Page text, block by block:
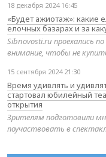
18 декабря 2024 16:45
«Будет ажиотаж»: какие
елочных базарах и за
Sibnovosti.ru проехались
внимание, чтобы не
15 сентября 2024 21:30
Время удивлять и
стартовал юбилейный
открытия
Зрителям подготовили
поучаствовать в